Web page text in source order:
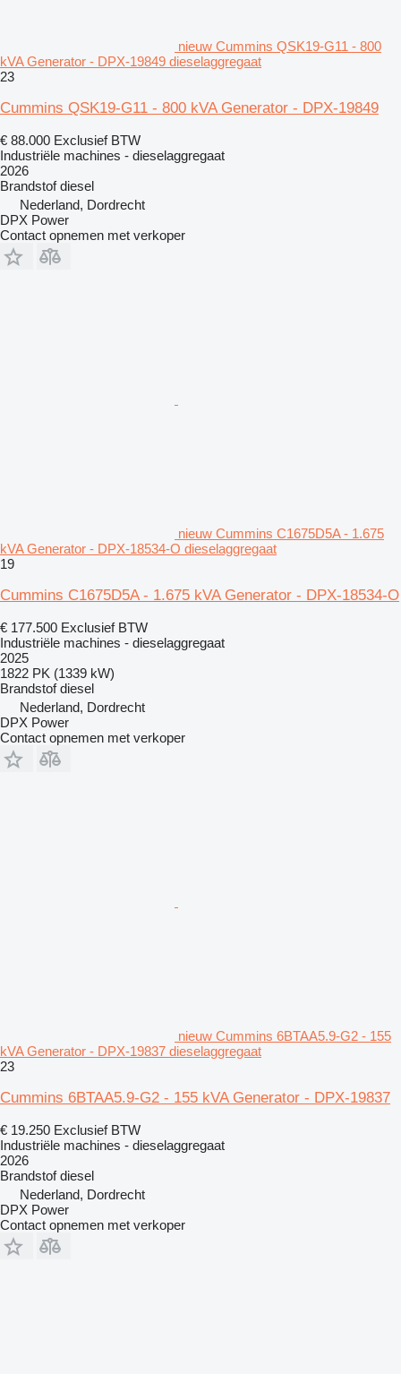
nieuw Cummins QSK19-G11 - 800
kVA Generator - DPX-19849 dieselaggregaat
23
Cummins QSK19-G11 - 800 kVA Generator - DPX-19849
€ 88.000 Exclusief BTW
Industriële machines - dieselaggregaat
2026
Brandstof diesel
Nederland, Dordrecht
DPX Power
Contact opnemen met verkoper
nieuw Cummins C1675D5A - 1.675
kVA Generator - DPX-18534-O dieselaggregaat
19
Cummins C1675D5A - 1.675 kVA Generator - DPX-18534-O
€ 177.500 Exclusief BTW
Industriële machines - dieselaggregaat
2025
1822 PK (1339 kW)
Brandstof diesel
Nederland, Dordrecht
DPX Power
Contact opnemen met verkoper
nieuw Cummins 6BTAA5.9-G2 - 155
kVA Generator - DPX-19837 dieselaggregaat
23
Cummins 6BTAA5.9-G2 - 155 kVA Generator - DPX-19837
€ 19.250 Exclusief BTW
Industriële machines - dieselaggregaat
2026
Brandstof diesel
Nederland, Dordrecht
DPX Power
Contact opnemen met verkoper